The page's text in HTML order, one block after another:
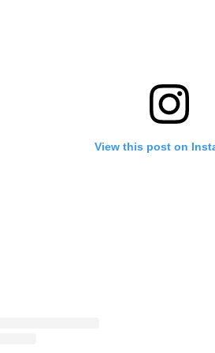
View this post on